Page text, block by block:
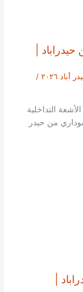
|
٢٠٢٦
/
التداخلية
من حيدر
|